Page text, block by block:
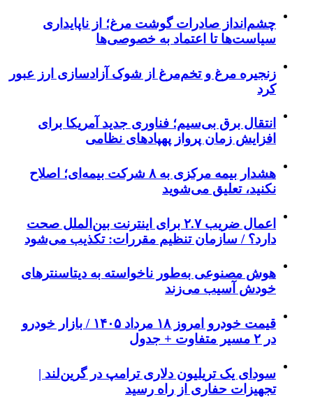
چشم‌انداز صادرات گوشت مرغ؛ از ناپایداری
سیاست‌ها تا اعتماد به خصوصی‌ها
زنجیره مرغ و تخم‌مرغ از شوک آزادسازی ارز عبور
کرد
انتقال برق بی‌سیم؛ فناوری جدید آمریکا برای
افزایش زمان پرواز پهپادهای نظامی
هشدار بیمه مرکزی به ۸ شرکت بیمه‌ای؛ اصلاح
نکنید، تعلیق می‌شوید
اعمال ضریب ۲.۷ برای اینترنت بین‌الملل صحت
دارد؟ / سازمان تنظیم مقررات: تکذیب می‌شود
هوش مصنوعی به‌طور ناخواسته به دیتاسنترهای
خودش آسیب می‌زند
قیمت خودرو امروز ۱۸ مرداد ۱۴۰۵ / بازار خودرو
در ۲ مسیر متفاوت + جدول
سودای یک تریلیون دلاری ترامپ در گرین‌لند |
تجهیزات حفاری از راه رسید